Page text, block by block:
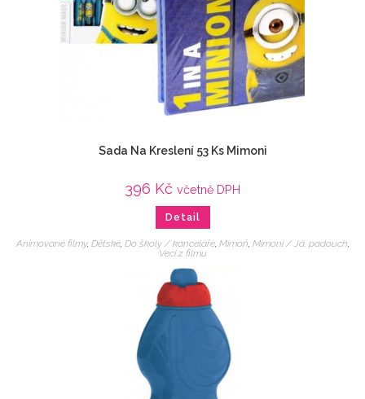
Sada Na Kreslení 53 Ks Mimoni
396 Kč včetně DPH
Detail
Animované filmy, Dětské, Do školy / kanceláře, Mimoň Mimoni / Já, padouch
Veci z filmu